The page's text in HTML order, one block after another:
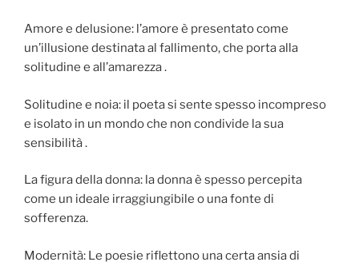
Amore e delusione: l’amore è presentato come
un’illusione destinata al fallimento, che porta alla
solitudine e all’amarezza .
Solitudine e noia: il poeta si sente spesso incompreso
e isolato in un mondo che non condivide la sua
sensibilità .
La figura della donna: la donna è spesso percepita
come un ideale irraggiungibile o una fonte di
sofferenza.
Modernità: Le poesie riflettono una certa ansia di